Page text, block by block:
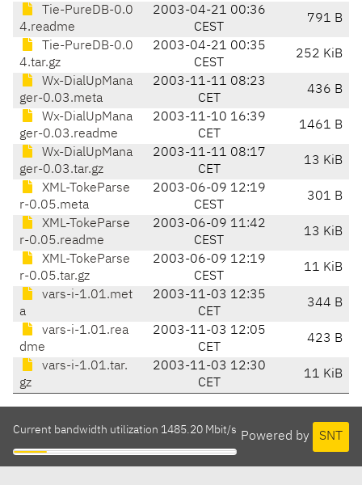
Tie-PureDB-0.0
4.readme
2003-04-21 00:36
CEST
791 B
Tie-PureDB-0.0
4.tar.gz
2003-04-21 00:35
CEST
252 KiB
Wx-DialUpMana
ger-0.03.meta
2003-11-11 08:23
CET
436 B
Wx-DialUpMana
ger-0.03.readme
2003-11-10 16:39
CET
1461 B
Wx-DialUpMana
ger-0.03.tar.gz
2003-11-11 08:17
CET
13 KiB
XML-TokeParse
r-0.05.meta
2003-06-09 12:19
CEST
301 B
XML-TokeParse
r-0.05.readme
2003-06-09 11:42
CEST
13 KiB
XML-TokeParse
r-0.05.tar.gz
2003-06-09 12:19
CEST
11 KiB
vars-i-1.01.met
a
2003-11-03 12:35
CET
344 B
vars-i-1.01.rea
dme
2003-11-03 12:05
CET
423 B
vars-i-1.01.tar.
gz
2003-11-03 12:30
CET
11 KiB
Powered by SNT
Current bandwidth utilization 1485.20 Mbit/s